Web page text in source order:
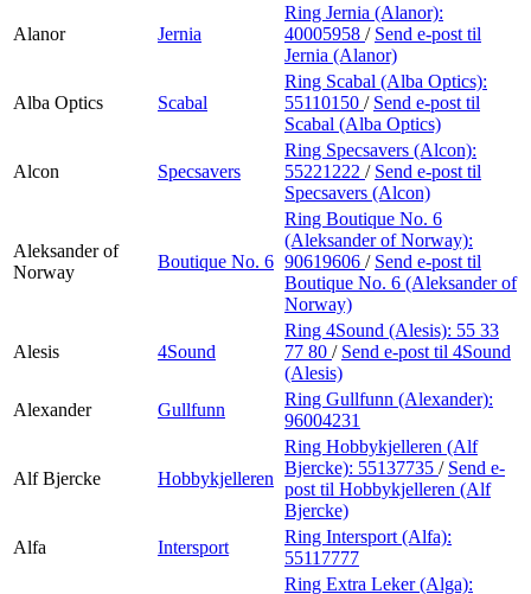
Alanor Jernia
Ring Jernia (Alanor):
40005958 / Send e-post til
Jernia (Alanor)
Alba Optics Scabal
Ring Scabal (Alba Optics):
55110150 / Send e-post til
Scabal (Alba Optics)
Alcon Specsavers
Ring Specsavers (Alcon):
55221222 / Send e-post til
Specsavers (Alcon)
Aleksander of
Norway
Boutique No. 6
Ring Boutique No. 6
(Aleksander of Norway):
90619606 / Send e-post til
Boutique No. 6 (Aleksander of
Norway)
Alesis 4Sound
Ring 4Sound (Alesis): 55 33
77 80 / Send e-post til 4Sound
(Alesis)
Alexander
Gullfunn
Ring Gullfunn (Alexander):
96004231
Alf Bjercke Hobbykjelleren
Ring Hobbykjelleren (Alf
Bjercke): 55137735 / Send e-
post til Hobbykjelleren (Alf
Bjercke)
Alfa
Intersport
Ring Intersport (Alfa):
55117777
Ring Extra Leker (Alga):